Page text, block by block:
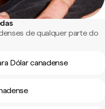
de qualquer parte do
Dólar canadense